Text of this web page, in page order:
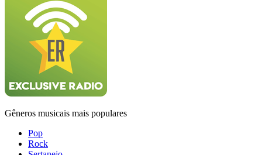
Gêneros musicais mais populares
Pop
Rock